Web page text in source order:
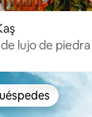
lujo de